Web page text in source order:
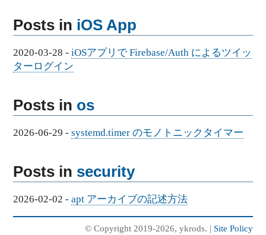
Posts in iOS App
2020-03-28 -iOSアプリで Firebase/Auth によるツイッ
ターログイン
Posts in os
2026-06-29 -systemd.timer のモノトニックタイマー
Posts in security
2026-02-02 -apt アーカイブの記述方法
© Copyright 2019-2026, ykrods. | Site Policy